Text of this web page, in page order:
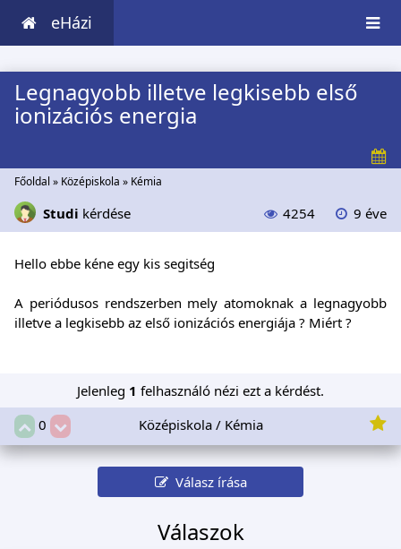
eHázi
Legnagyobb illetve legkisebb első
ionizációs energia
Főoldal » Középiskola » Kémia
Studi kérdése 4254 9 éve
Hello ebbe kéne egy kis segitség
A periódusos rendszerben mely atomoknak a legnagyobb
illetve a legkisebb az első ionizációs energiája ? Miért ?
Jelenleg 1 felhasználó nézi ezt a kérdést.
0
Középiskola / Kémia
Válasz írása
Válaszok